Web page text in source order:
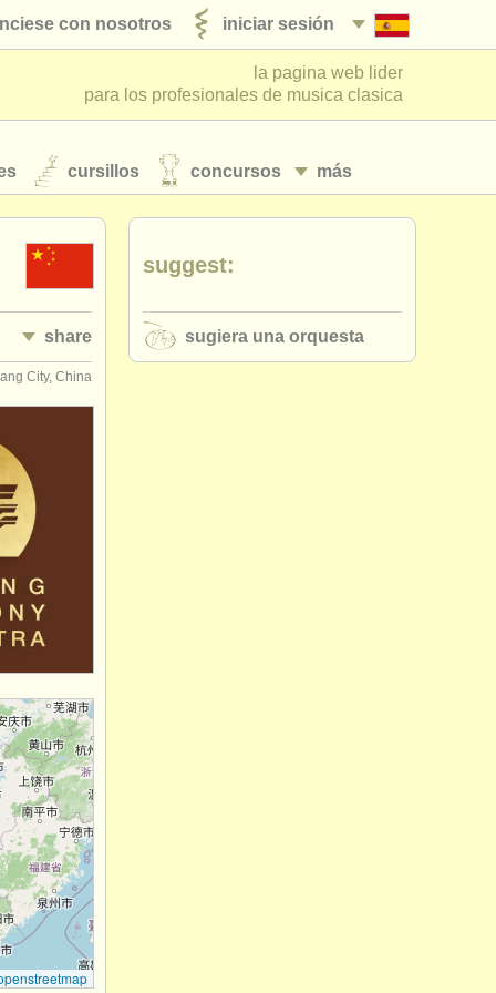
iniciar sesión
con nosotros
la pagina web lider
para los profesionales de musica clasica
más
cursillos concursos
share
City, China
suggest:
sugiera una orquesta